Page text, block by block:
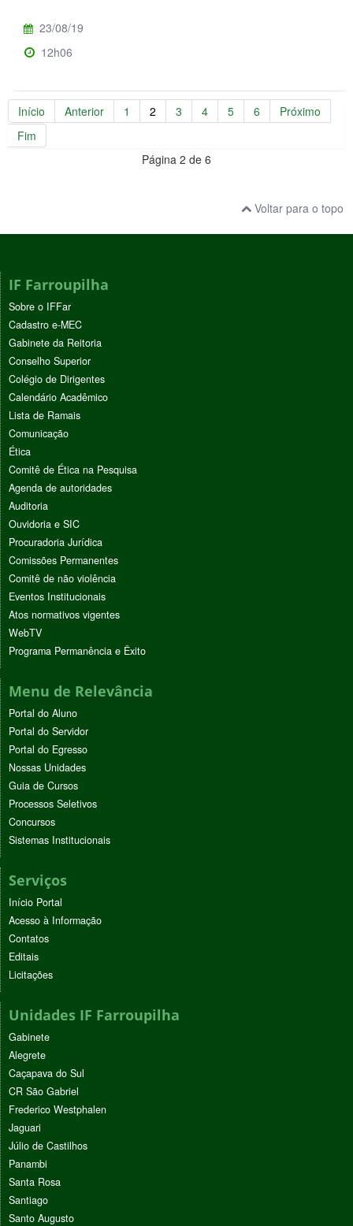
23/08/19
12h06
Início Anterior 1 2 3 4 5 6
Próximo
Fim
Página 2 de 6
Voltar para o topo
IF Farroupilha
Sobre o IFFar
Cadastro e-MEC
Gabinete da Reitoria
Conselho Superior
Colégio de Dirigentes
Calendário Acadêmico
Lista de Ramais
Comunicação
Ética
Comitê de Ética na Pesquisa
Agenda de autoridades
Auditoria
Ouvidoria e SIC
Procuradoria Jurídica
Comissões Permanentes
Comitê de não violência
Eventos Institucionais
Atos normativos vigentes
WebTV
Programa Permanência e Êxito
Menu de Relevância
Portal do Aluno
Portal do Servidor
Portal do Egresso
Nossas Unidades
Guia de Cursos
Processos Seletivos
Concursos
Sistemas Institucionais
Serviços
Início Portal
Acesso à Informação
Contatos
Editais
Licitações
Unidades IF Farroupilha
Gabinete
Alegrete
Caçapava do Sul
CR São Gabriel
Frederico Westphalen
Jaguari
Júlio de Castilhos
Panambi
Santa Rosa
Santiago
Santo Augusto